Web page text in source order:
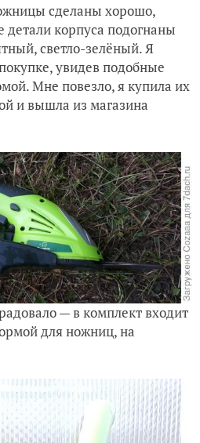
сделаны хорошо,
детали корпуса подогнаны
светло-зелёный. Я
увидев подобные
Мне повезло, я купила их
и вышла из магазина
— в комплект входит
для ножниц, на